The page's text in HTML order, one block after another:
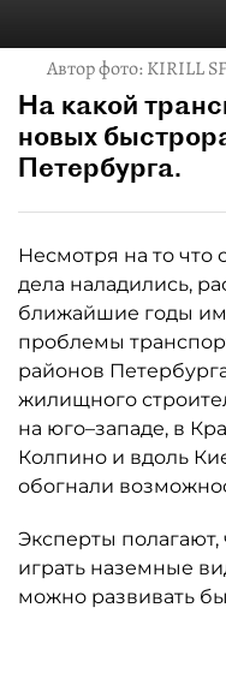
Автор фото:KIRILL
На какой
новых
Петербурга.
Несмотря на то что
дела наладились,
ближайшие годы
проблемы
районов
жилищного
на юго–западе, в
Колпино и вдоль
обогнали
Эксперты
играть наземные
можно развивать